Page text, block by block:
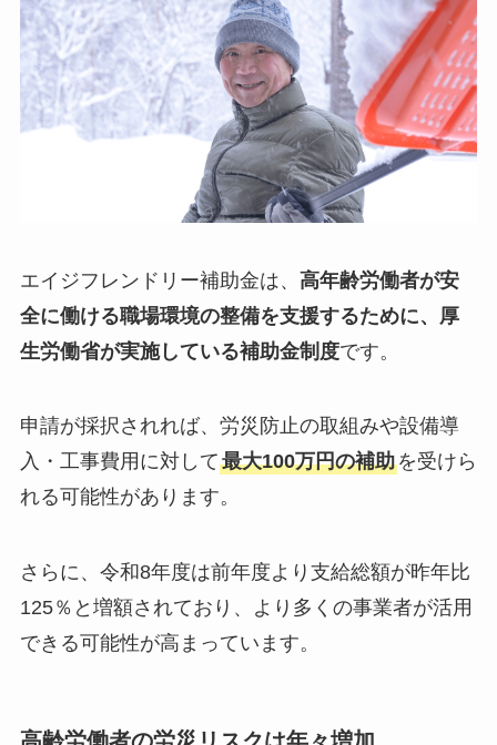
エイジフレンドリー補助金は、 高年齢労働者が安
全に働ける職場環境の整備を支援するために、厚
生労働省が実施している補助金制度です。
申請が採択されれば、労災防止の取組みや設備導
入・工事費用に対して最大100万円の補助を受けら
れる可能性があります。
さらに、令和8年度は前年度より支給総額が昨年比
125％と増額されており、より多くの事業者が活用
できる可能性が高まっています。